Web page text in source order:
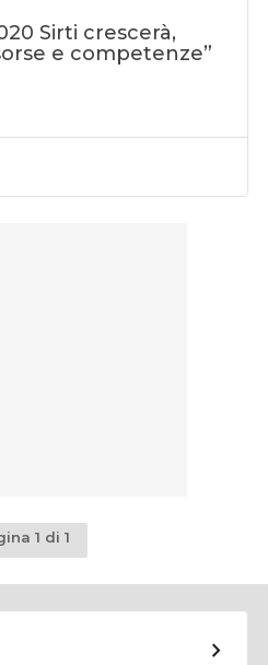
Sirti crescerà,
e competenze”
1 di 1